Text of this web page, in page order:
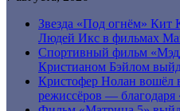
Звезда «Под огнём» Кит
Людей Икс в фильмах
Спортивный фильм
Кристианом Бэйлом
Кристофер Нолан вошёл
режиссёров — благодаря